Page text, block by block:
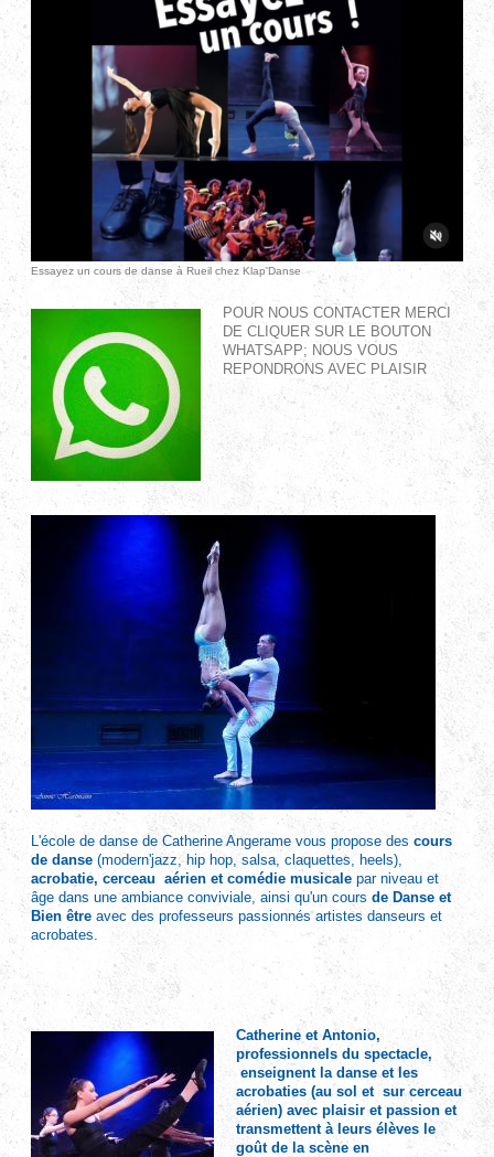
Essayez un cours de danse à Rueil chez Klap'Danse
POUR NOUS CONTACTER MERCI
DE CLIQUER SUR LE BOUTON
WHATSAPP; NOUS VOUS
REPONDRONS AVEC PLAISIR
L'école de danse de Catherine Angerame vous propose des cours
de danse (modern'jazz, hip hop, salsa, claquettes, heels),
acrobatie, cerceau aérien et comédie musicalepar niveau et
âge dans une ambiance conviviale, ainsi qu'un cours de Danse et
Bien êtreavec des professeurs passionnés artistes danseurs et
acrobates.
Catherine et Antonio,
professionnels du spectacle,
enseignent la danse et les
acrobaties (au sol et sur cerceau
aérien) avec plaisir et passion et
transmettent à leurs élèves le
goût de la scène en